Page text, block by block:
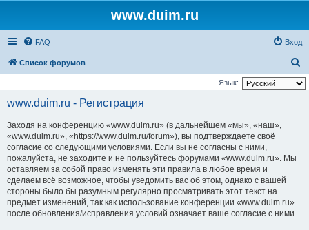
www.duim.ru
FAQ Вход
Список форумов
о
Язык:
www.duim.ru - Регистрация
Заходя на конференцию «www.duim.ru» (в дальнейшем «мы», «наш»,
«www.duim.ru», «https://www.duim.ru/forum»), вы подтверждаете своё
согласие со следующими условиями. Если вы не согласны с ними,
пожалуйста, не заходите и не пользуйтесь форумами «www.duim.ru». Мы
оставляем за собой право изменять эти правила в любое время и
сделаем всё возможное, чтобы уведомить вас об этом, однако с вашей
стороны было бы разумным регулярно просматривать этот текст на
предмет изменений, так как использование конференции «www.duim.ru»
после обновления/исправления условий означает ваше согласие с ними.